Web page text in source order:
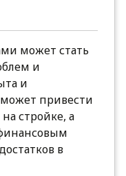
может стать
и
и
привести
стройке, а
в